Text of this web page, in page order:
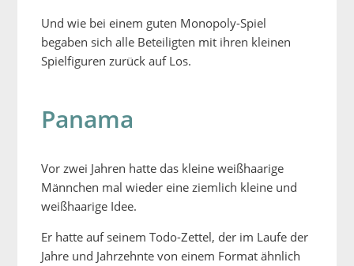
Und wie bei einem guten Monopoly-Spiel
begaben sich alle Beteiligten mit ihren kleinen
Spielfiguren zurück auf Los.
Panama
Vor zwei Jahren hatte das kleine weißhaarige
Männchen mal wieder eine ziemlich kleine und
weißhaarige Idee.
Er hatte auf seinem Todo-Zettel, der im Laufe der
Jahre und Jahrzehnte von einem Format ähnlich